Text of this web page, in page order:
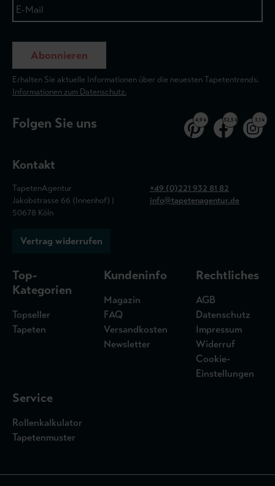
Abonnieren
Erhalten Sie aktuelle Informationen über die neuesten Tapetentrends.
Informationen zum Datenschutz.
Folgen Sie uns 4,9 k 32,5 k 3,1 k
Kontakt
TapetenAgentur
Jakobstrasse 66 (Innenhof) |
50678 Köln
+49 (0)221 932 81 82
info@tapetenagentur.de
Vertrag widerrufen
Top-
Kategorien
Topseller
Tapeten
Kundeninfo
Magazin
FAQ
Versandkosten
Newsletter
Rechtliches
AGB
Datenschutz
Impressum
Widerruf
Cookie-
Einstellungen
Service
Rollenkalkulator
Tapetenmuster